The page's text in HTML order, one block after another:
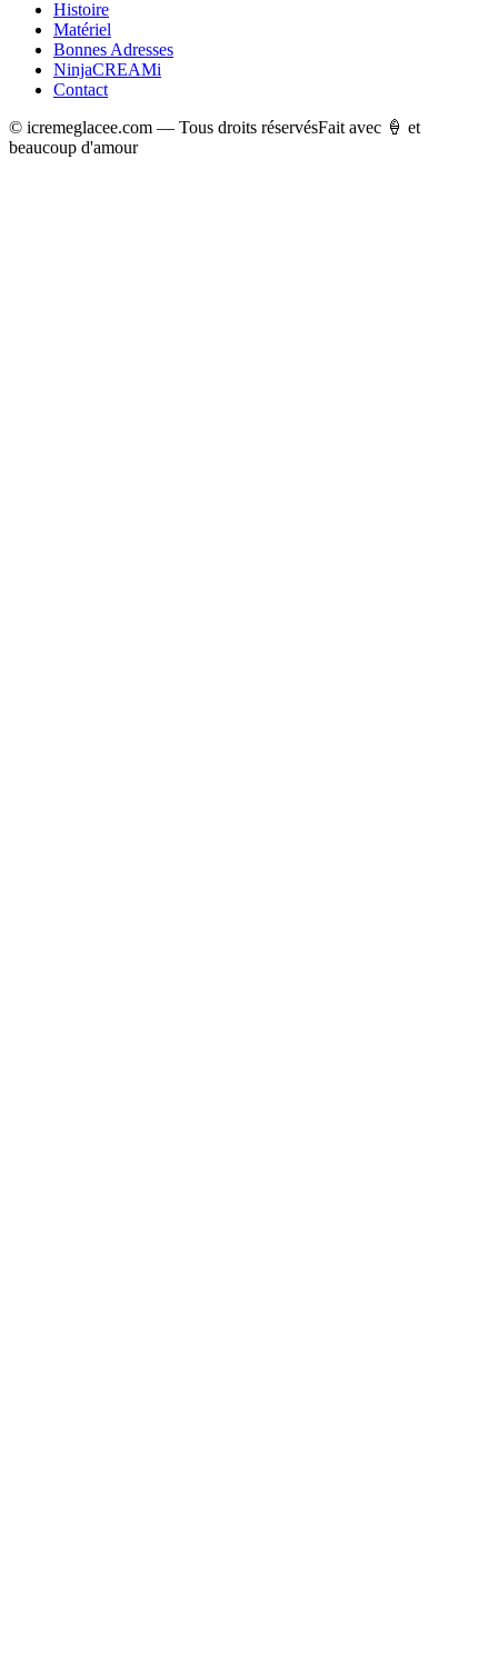
Histoire
Matériel
Bonnes Adresses
NinjaCREAMi
Contact
© icremeglacee.com — Tous droits réservésFait avec 🍦 et
beaucoup d'amour